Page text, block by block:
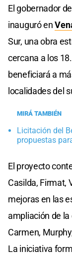
El gobernador
inauguró en
Sur, una obra
cercana a los
beneficiará a
localidades del
MIRÁ TAMBIÉN
Licitación del
propuestas
El proyecto
Casilda, Firmat,
mejoras en las
ampliación de
Carmen,
La iniciativa